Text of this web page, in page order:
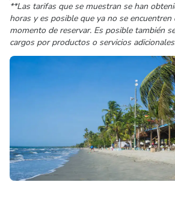
**Las tarifas que se muestran se han
horas y es posible que ya no se
momento de reservar. Es posible también
cargos por productos o servicios